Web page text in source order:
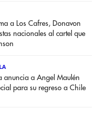
a Los Cafres, Donavon
nacionales al cartel que
anuncia a Angel Maulén
para su regreso a Chile